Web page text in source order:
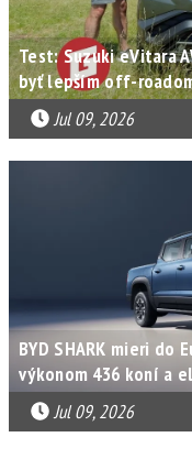
Test: Suzuki eVitara
byť lepším off-
Jul 09, 2026
BYD SHARK mieri do
výkonom 436 koní a
Jul 09, 2026